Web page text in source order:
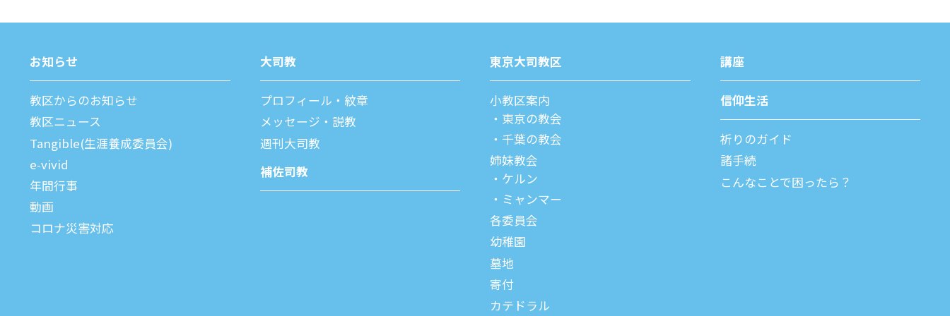
お知らせ
教区からのお知らせ
教区ニュース
Tangible(生涯養成委員会)
e-vivid
年間⾏事
動画
コロナ災害対応
⼤司教
プロフィール・紋章
メッセージ・説教
週刊⼤司教
補佐司教
東京⼤司教区
⼩教区案内
東京の教会
千葉の教会
姉妹教会
ケルン
ミャンマー
各委員会
幼稚園
墓地
寄付
カテドラル
講座
信仰⽣活
祈りのガイド
諸⼿続
こんなことで困ったら？